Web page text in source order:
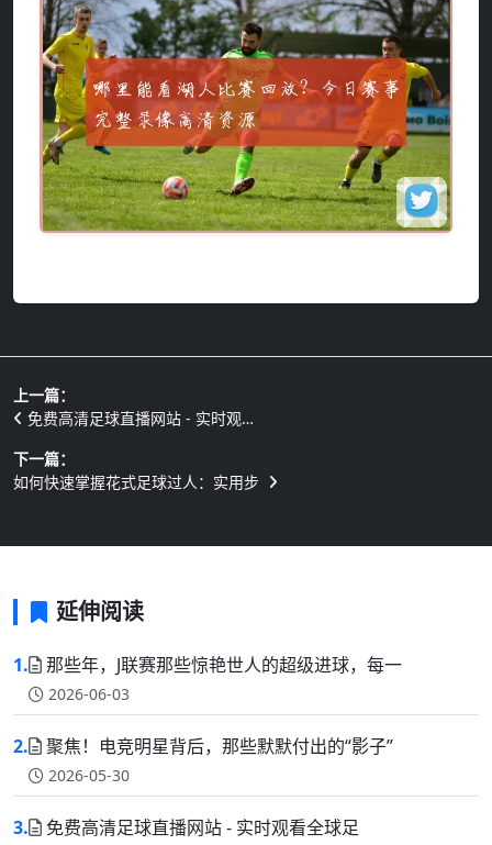
上一篇：
免费高清足球直播网站 - 实时观…
下一篇：
如何快速掌握花式足球过人：实用步
延伸阅读
1. 那些年，J联赛那些惊艳世人的超级进球，每一
2026-06-03
2. 聚焦！电竞明星背后，那些默默付出的“影子”
2026-05-30
3. 免费高清足球直播网站 - 实时观看全球足